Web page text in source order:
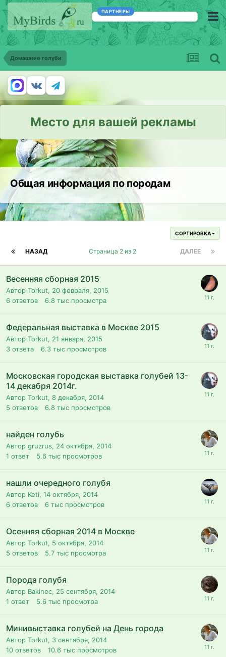
ПАРТНЕРЫ
Домашние голуби
Место для вашей рекламы
Общая информация по породам
СОРТИРОВКА
НАЗАД ДАЛЕЕ
Страница 2 из 2
Весенняя сборная 2015
Автор Torkut, 20 февраля, 2015
6 ответов 6.8 тыс просмотра
Федеральная выставка в Москве 2015
Автор Torkut, 21 января, 2015
3 ответа 6.3 тыс просмотров
Московская городская выставка голубей 13-
14 декабря 2014г.
Автор Torkut, 8 декабря, 2014
5 ответов 6.8 тыс просмотров
найден голубь
Автор gruzrus, 24 октября, 2014
1 ответ 5.6 тыс просмотров
нашли очередного голубя
Автор Keti, 14 октября, 2014
6 ответов 6 тыс просмотров
Осенняя сборная 2014 в Москве
Автор Torkut, 5 октября, 2014
5 ответов 5.7 тыс просмотра
Порода голубя
Автор Bakinec, 25 сентября, 2014
1 ответ 5.6 тыс просмотра
Минивыставка голубей на День города
Автор Torkut, 3 сентября, 2014
10 ответов 10.6 тыс просмотров